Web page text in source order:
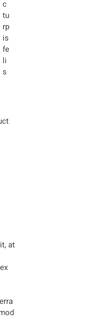
c
tu
rp
is
fe
li
s
at